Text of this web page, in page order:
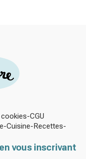
cookies CGU
Cuisine Recettes
vous inscrivant